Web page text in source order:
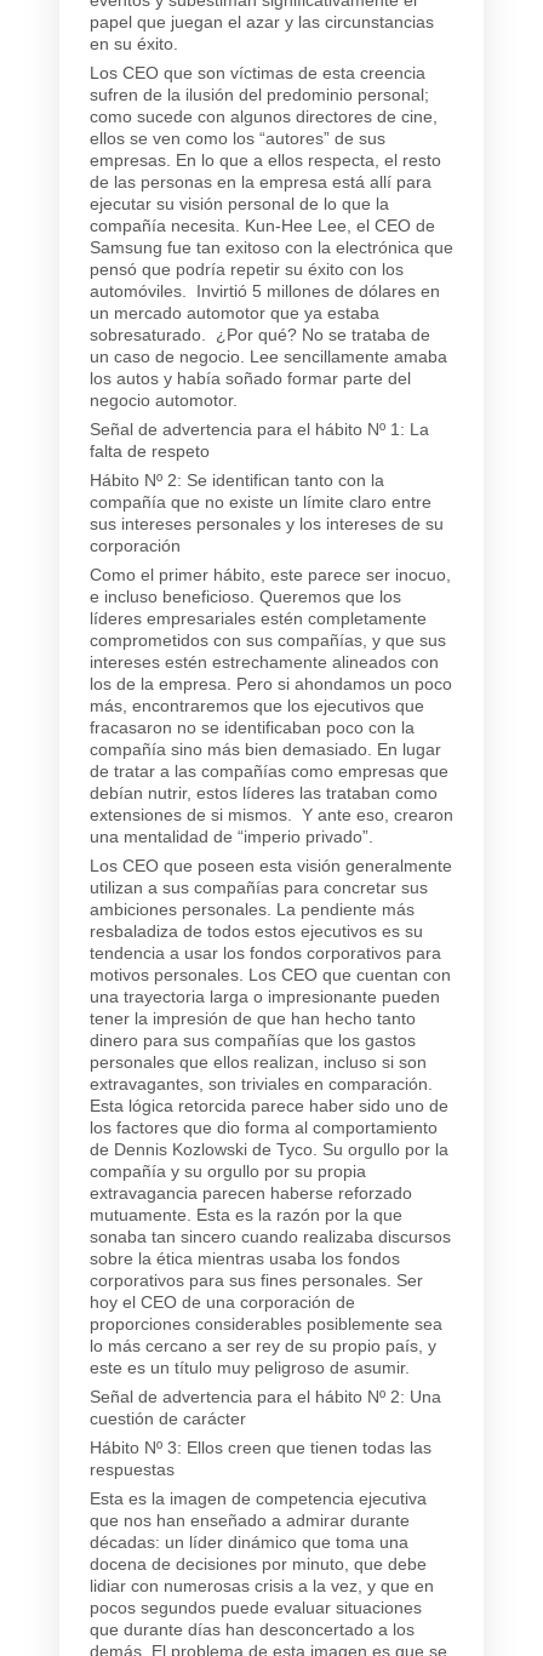
papel que juegan el azar y las circunstancias
en su éxito.
Los CEO que son víctimas de esta creencia
sufren de la ilusión del predominio personal;
como sucede con algunos directores de cine,
ellos se ven como los “autores” de sus
empresas. En lo que a ellos respecta, el resto
de las personas en la empresa está allí para
ejecutar su visión personal de lo que la
compañía necesita. Kun-Hee Lee, el CEO de
Samsung fue tan exitoso con la electrónica que
pensó que podría repetir su éxito con los
automóviles. Invirtió 5 millones de dólares en
un mercado automotor que ya estaba
sobresaturado. ¿Por qué? No se trataba de
un caso de negocio. Lee sencillamente amaba
los autos y había soñado formar parte del
negocio automotor.
Señal de advertencia para el hábito Nº 1: La
falta de respeto
Hábito Nº 2: Se identifican tanto con la
compañía que no existe un límite claro entre
sus intereses personales y los intereses de su
corporación
Como el primer hábito, este parece ser inocuo,
e incluso beneficioso. Queremos que los
líderes empresariales estén completamente
comprometidos con sus compañías, y que sus
intereses estén estrechamente alineados con
los de la empresa. Pero si ahondamos un poco
más, encontraremos que los ejecutivos que
fracasaron no se identificaban poco con la
compañía sino más bien demasiado. En lugar
de tratar a las compañías como empresas que
debían nutrir, estos líderes las trataban como
extensiones de si mismos. Y ante eso, crearon
una mentalidad de “imperio privado”.
Los CEO que poseen esta visión generalmente
utilizan a sus compañías para concretar sus
ambiciones personales. La pendiente más
resbaladiza de todos estos ejecutivos es su
tendencia a usar los fondos corporativos para
motivos personales. Los CEO que cuentan con
una trayectoria larga o impresionante pueden
tener la impresión de que han hecho tanto
dinero para sus compañías que los gastos
personales que ellos realizan, incluso si son
extravagantes, son triviales en comparación.
Esta lógica retorcida parece haber sido uno de
los factores que dio forma al comportamiento
de Dennis Kozlowski de Tyco. Su orgullo por la
compañía y su orgullo por su propia
extravagancia parecen haberse reforzado
mutuamente. Esta es la razón por la que
sonaba tan sincero cuando realizaba discursos
sobre la ética mientras usaba los fondos
corporativos para sus fines personales. Ser
hoy el CEO de una corporación de
proporciones considerables posiblemente sea
lo más cercano a ser rey de su propio país, y
este es un título muy peligroso de asumir.
Señal de advertencia para el hábito Nº 2: Una
cuestión de carácter
Hábito Nº 3: Ellos creen que tienen todas las
respuestas
Esta es la imagen de competencia ejecutiva
que nos han enseñado a admirar durante
décadas: un líder dinámico que toma una
docena de decisiones por minuto, que debe
lidiar con numerosas crisis a la vez, y que en
pocos segundos puede evaluar situaciones
que durante días han desconcertado a los
demás. El problema de esta imagen es que se